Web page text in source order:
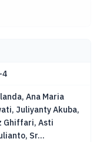
4
Ana Maria
Juliyanty Akuba,
Ghiffari, Asti
Sr...